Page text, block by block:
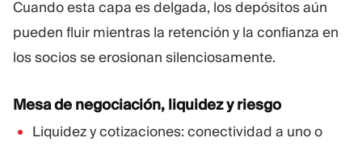
Cuando esta capa es delgada, los depósitos aún
pueden fluir mientras la retención y la confianza en
los socios se erosionan silenciosamente.
Mesa de negociación, liquidez y riesgo
Liquidez y cotizaciones: conectividad a uno o